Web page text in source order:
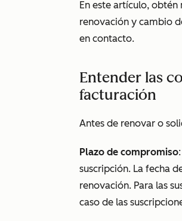
En este artículo,
renovación y cambio
en contacto.
Entender las
facturación
Antes de renovar o
Plazo de compromiso
suscripción. La fecha
renovación. Para las
caso de las